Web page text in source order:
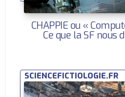
CHAPPIE ou «
Ce que la SF nous
SCIENCEFICTIOLOGIE.FR